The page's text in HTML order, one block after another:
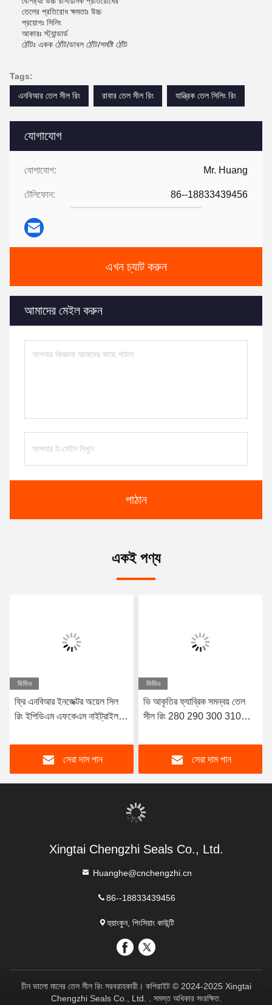
যোগাযোগ
যোগাযোগ: Mr. Huang
টেলিফোন: 86--18833439456
এখন চ্যাট করুন
আমাদের মেইল ​​করুন
পাঠান
তেলের প্রতিরোধ ক্ষমতাঃ উচ্চ
প্রয়োগঃ সিলিং
আকারঃ স্ট্যান্ডার্ড
ঠোঁটঃ একক ঠোঁট/ডাবল ঠোঁট/সমষ্টি ঠোঁট
Tags:
এনবিআর তেল সীল রিং
রাবার তেল সীল রিং যান্ত্রিক তেল সিলিং রিং
একই পণ্য
ভিডিও
ফ্রি এনবিআর ইনজেক্টর অয়েল সিল
রিং ইপিডিএম এফকেএম নাইট্রাইল
সেরা দাম পান
ভিডিও
ভি আকৃতির ফ্যাব্রিক সমন্বয় তেল
সীল রিং 280 290 300 310
16 20
সেরা দাম পান
Xingtai Chengzhi Seals Co., Ltd.
Huanghe@cnchengzhi.cn
86--18833439456
হুয়াংকুন, পিংসিয়াং কাউন্টি
চীন ভালো মানের তেল সীল রিং সরবরাহকারী। কপিরাইট © 2024-2025 Xingtai
Chengzhi Seals Co., Ltd. . সমস্ত অধিকার সংরক্ষিত.